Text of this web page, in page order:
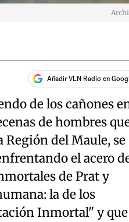
Añadir VLN Radio en
de los cañones
de hombres
del Maule, se
el acero
de Prat y
la de los
Inmortal" y que